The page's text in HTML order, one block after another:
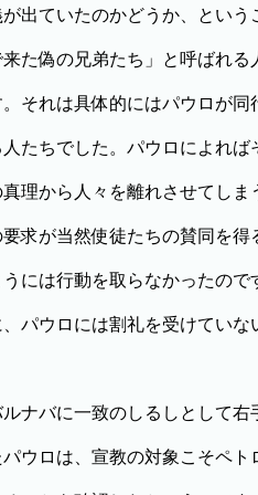
出ていたのかどうか、とい
た偽の兄弟たち」と呼ばれ
それは具体的にはパウロが
たちでした。パウロによれ
理から人々を離れさせてしま
求が当然使徒たちの賛同を
には行動を取らなかったの
パウロには割礼を受けてい
ナバに一致のしるしとして右
ウロは、宣教の対象こそペ